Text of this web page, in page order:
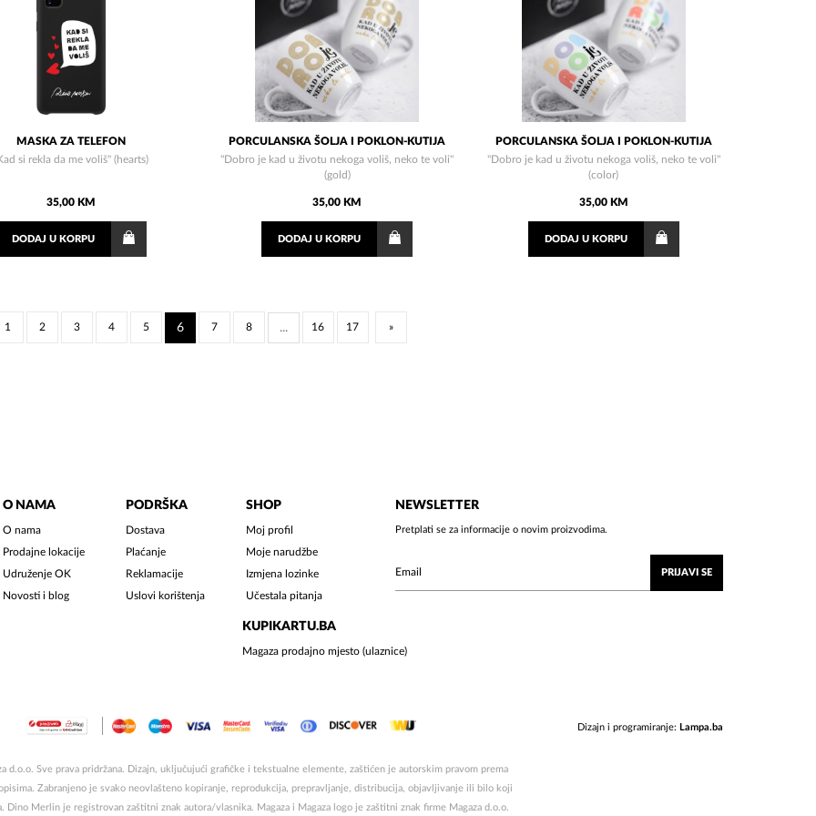
MASKA ZA TELEFON
si rekla da me voliš" (hearts)
35,00 KM
DODAJU KORPU
PORCULANSKA ŠOLJA I POKLON-KUTIJA
"Dobro je kad u životu nekoga voliš, neko te voli"
(gold)
35,00 KM
DODAJ U KORPU
PORCULANSKA ŠOLJA I POKLON-KUTIJA
"Dobro je kad u životu nekoga voliš, neko te voli"
(color)
35,00 KM
DODAJU KORPU
1 2 3 4 5 6 7 8 ... 16 17 »
O NAMA
O nama
Prodajne lokacije
Udruženje OK
Novosti i blog
PODRŠKA
Dostava
Plaćanje
Reklamacije
Uslovi korištenja
SHOP
Moj profil
Moje narudžbe
Izmjena lozinke
Učestala pitanja
KUPIKARTU.BA
Magaza prodajno mjesto (ulaznice)
NEWSLETTER
Pretplati se za informacije o novim proizvodima.
PRIJAVI SE
Dizajn i programiranje: Lampa.ba
d.o.o. Sve prava pridržana. Dizajn, uključujući grafičke i tekstualne elemente, zaštićen je autorskim pravom prema
Zabranjeno je svako neovlašteno kopiranje, reprodukcija, prepravljanje, distribucija, objavljivanje ili bilo koji
Dino Merlin je registrovan zaštitni znak autora/vlasnika. Magaza i Magaza logo je zaštitni znak firme Magaza d.o.o.